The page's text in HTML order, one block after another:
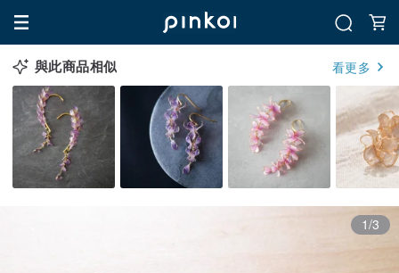
與此商品相似 看更多
1/3